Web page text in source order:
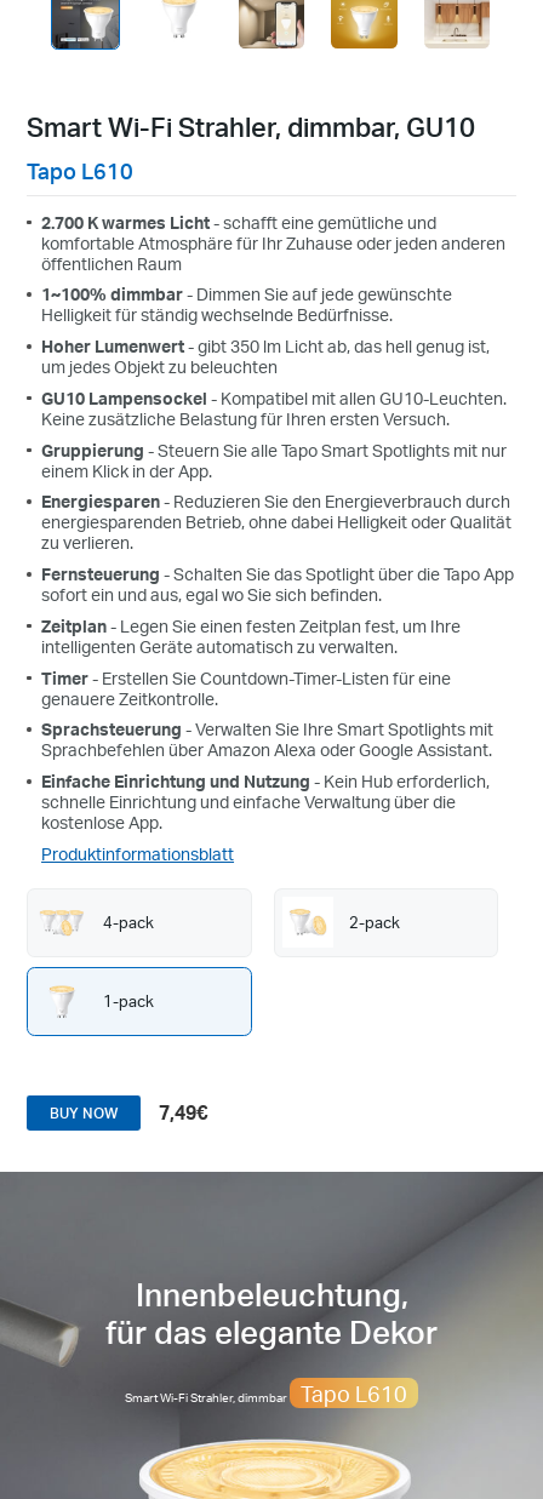
Smart Wi-Fi Strahler, dimmbar, GU10
Tapo L610
2.700 K warmes Licht- schafft eine gemütliche und
komfortable Atmosphäre für Ihr Zuhause oder jeden anderen
öffentlichen Raum
1~100% dimmbar- Dimmen Sie auf jede gewünschte
Helligkeit für ständig wechselnde Bedürfnisse.
Hoher Lumenwert- gibt 350 lm Licht ab, das hell genug ist,
um jedes Objekt zu beleuchten
GU10 Lampensockel - Kompatibel mit allen GU10-Leuchten.
Keine zusätzliche Belastung für Ihren ersten Versuch.
Gruppierung- Steuern Sie alle Tapo Smart Spotlights mit nur
einem Klick in der App.
Energiesparen- Reduzieren Sie den Energieverbrauch durch
energiesparenden Betrieb, ohne dabei Helligkeit oder Qualität
zu verlieren.
Fernsteuerung - Schalten Sie das Spotlight über die Tapo App
sofort ein und aus, egal wo Sie sich befinden.
Zeitplan- Legen Sie einen festen Zeitplan fest, um Ihre
intelligenten Geräte automatisch zu verwalten.
Timer- Erstellen Sie Countdown-Timer-Listen für eine
genauere Zeitkontrolle.
Sprachsteuerung - Verwalten Sie Ihre Smart Spotlights mit
Sprachbefehlen über Amazon Alexa oder Google Assistant.
Einfache Einrichtung und Nutzung - Kein Hub erforderlich,
schnelle Einrichtung und einfache Verwaltung über die
kostenlose App.
Produktinformationsblatt
4-pack 2-pack
1-pack
BUY NOW 7,49€
Innenbeleuchtung,
für das elegante Dekor
Smart Wi-Fi Strahler, dimmbar Tapo L610